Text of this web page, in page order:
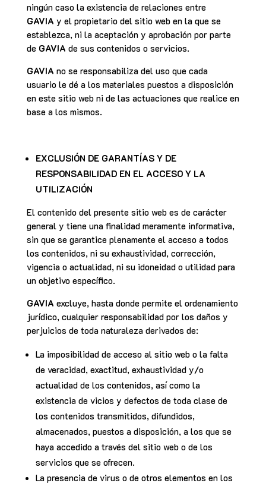
ningún caso la existencia de relaciones entre
GAVIA y el propietario del sitio web en la que se
establezca, ni la aceptación y aprobación por parte
de GAVIA de sus contenidos o servicios.
GAVIA no se responsabiliza del uso que cada
usuario le dé a los materiales puestos a disposición
en este sitio web ni de las actuaciones que realice en
base a los mismos.
EXCLUSIÓN DE GARANTÍAS Y DE
RESPONSABILIDAD EN EL ACCESO Y LA
UTILIZACIÓN
El contenido del presente sitio web es de carácter
general y tiene una finalidad meramente informativa,
sin que se garantice plenamente el acceso a todos
los contenidos, ni su exhaustividad, corrección,
vigencia o actualidad, ni su idoneidad o utilidad para
un objetivo específico.
GAVIA excluye, hasta donde permite el ordenamiento
jurídico, cualquier responsabilidad por los daños y
perjuicios de toda naturaleza derivados de:
La imposibilidad de acceso al sitio web o la falta
de veracidad, exactitud, exhaustividad y/o
actualidad de los contenidos, así como la
existencia de vicios y defectos de toda clase de
los contenidos transmitidos, difundidos,
almacenados, puestos a disposición, a los que se
haya accedido a través del sitio web o de los
servicios que se ofrecen.
La presencia de virus o de otros elementos en los